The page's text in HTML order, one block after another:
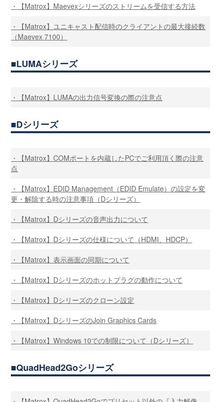
【Matrox】Maevexシリーズのストリームを受信する方法
【Matrox】ユニキャスト配信時のクライアントの最大接続数
（Maevex 7100）
LUMAシリーズ
【Matrox】LUMAの出力信号変換の際の注意点
Dシリーズ
【Matrox】COMポートを内蔵したPCでご利用頂く際の注意
点
【Matrox】EDID Management（EDID Emulate）の設定を変
更・解除する時の注意事項（Dシリーズ）
【Matrox】Dシリーズの音声出力について
【Matrox】Dシリーズの仕様について（HDMI、HDCP）
【Matrox】表示画面の同期について
【Matrox】Dシリーズのホットプラグの動作について
【Matrox】Dシリーズのクローン設定
【Matrox】DシリーズのJoin Graphics Cards
【Matrox】Windows 10での制限について（Dシリーズ）
QuadHead2Goシリーズ